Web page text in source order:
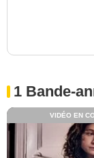
1 Bande-
VIDÉO EN